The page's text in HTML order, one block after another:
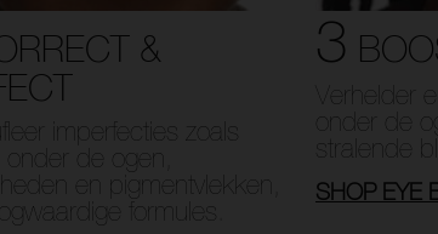
&
imperfecties zoals
onder de ogen,
en pigmentvlekken,
formules.
3
Verhelder
onder de
stralende
SHOP EYE